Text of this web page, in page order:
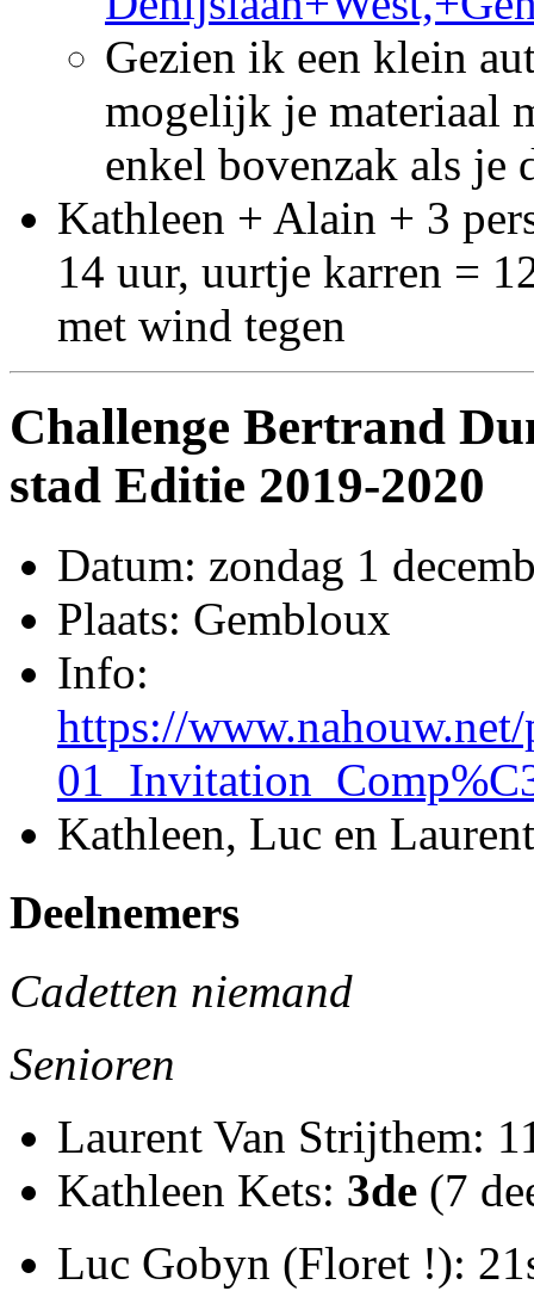
Gezien ik een klein
mogelijk je materiaal
enkel bovenzak als je
Kathleen + Alain + 3
14 uur, uurtje karren =
met wind tegen
Challenge Bertrand
stad Editie 2019-2020
Datum: zondag 1
Plaats: Gembloux
Info:
https://
Kathleen, Luc en
Deelnemers
Cadetten niemand
Senioren
Laurent Van Strijthem:
Kathleen Kets: 3de (7
Luc Gobyn (Floret !):